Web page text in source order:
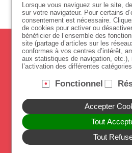
Paiement sécurisé
Lorsque vous naviguez sur le site,
sur votre navigateur. Pour certains
consentement est nécessaire.
de cookies pour activer ou
bénéficier de l’ensemble des
site (partage d’articles sur les
conformes à vos centres d’intérêt,
aux statistiques de navigation, etc.),
l’activation des différentes
Fonctionnel
Accepter
Tout
Tout